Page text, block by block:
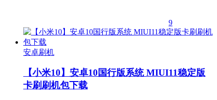
9
安卓刷机
【小米10】安卓10国行版系统 MIUI11稳定版
卡刷刷机包下载